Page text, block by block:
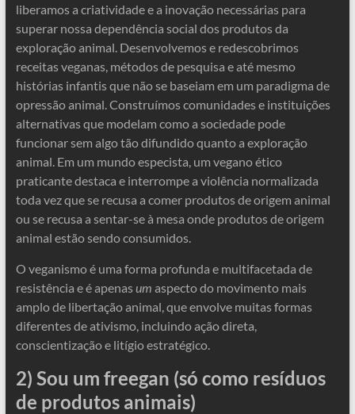
liberamos a criatividade e a inovação necessárias para
superar nossa dependência social dos produtos da
exploração animal. Desenvolvemos e redescobrimos
receitas veganas, métodos de pesquisa e até mesmo
histórias infantis que não se baseiam em um paradigma de
opressão animal. Construímos comunidades e instituições
alternativas que modelam como a sociedade pode
funcionar sem algo tão difundido quanto a exploração
animal. Em um mundo especista, um vegano ético
praticante destaca e interrompe a violência normalizada
toda vez que se recusa a comer produtos de origem animal
ou se recusa a sentar-se à mesa onde produtos de origem
animal estão sendo consumidos.
O veganismo é uma forma profunda e multifacetada de
resistência e é apenasum aspecto do movimento mais
amplo de libertação animal, que envolve muitas formas
diferentes de ativismo, incluindo ação direta,
conscientização e litígio estratégico.
2) Sou um freegan (só como resíduos
de produtos animais)